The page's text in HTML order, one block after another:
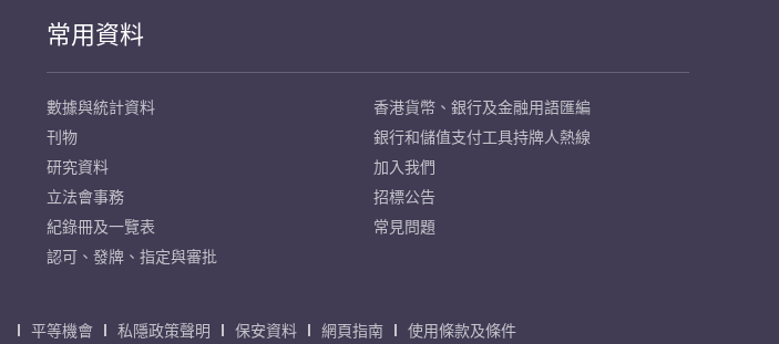
常用資料
數據與統計資料
刊物
研究資料
立法會事務
紀錄冊及一覽表
認可、發牌、指定與審批
香港貨幣、銀行及金融用語匯編
銀行和儲值支付工具持牌人熱線
加入我們
招標公告
常見問題
平等機會 私隱政策聲明 保安資料 網頁指南 使用條款及條件